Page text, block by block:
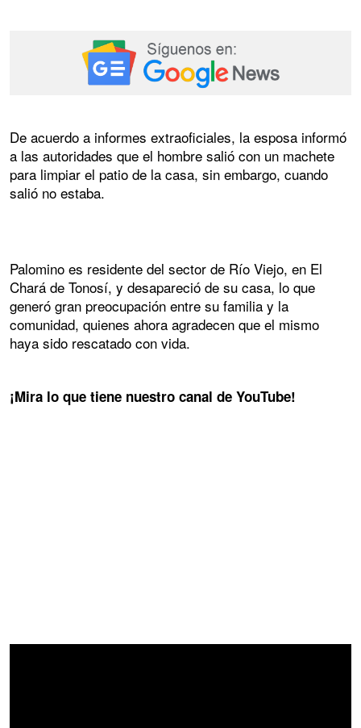
De acuerdo a informes extraoficiales, la esposa informó
a las autoridades que el hombre salió con un machete
para limpiar el patio de la casa, sin embargo, cuando
salió no estaba.
Palomino es residente del sector de Río Viejo, en El
Chará de Tonosí, y desapareció de su casa, lo que
generó gran preocupación entre su familia y la
comunidad, quienes ahora agradecen que el mismo
haya sido rescatado con vida.
¡Mira lo que tiene nuestro canal de YouTube!